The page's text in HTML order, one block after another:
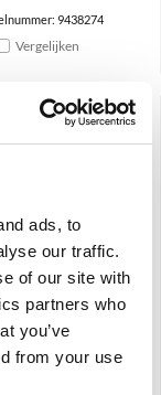
ads, to
our traffic.
of our site with
partners who
you’ve
from your use
9438274
Vergelijken
Volvo
760 780 940
(-98) 3517068
levertijd is 1 tot 2